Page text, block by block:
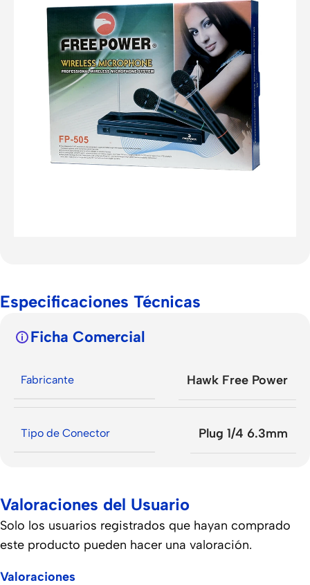
Especificaciones Técnicas
Ficha Comercial
Fabricante Hawk Free Power
Tipo de Conector Plug 1/4 6.3mm
Valoraciones del Usuario
Valoraciones
Solo los usuarios registrados que hayan comprado
este producto pueden hacer una valoración.